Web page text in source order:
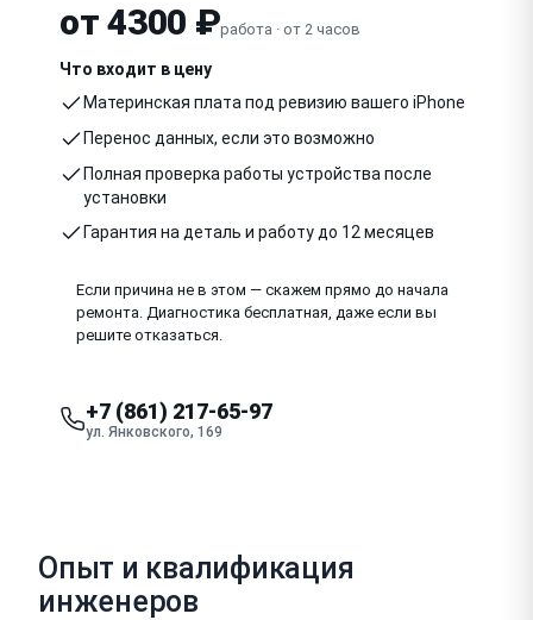
от 4300 ₽работа · от 2 часов
Что входит в цену
Материнская плата под ревизию вашего iPhone
Перенос данных, если это возможно
Полная проверка работы устройства после
установки
Гарантия на деталь и работу до 12 месяцев
Если причина не в этом — скажем прямо до начала
ремонта. Диагностика бесплатная, даже если вы
решите отказаться.
+7 (861) 217-65-97
ул. Янковского, 169
Опыт и квалификация
инженеров